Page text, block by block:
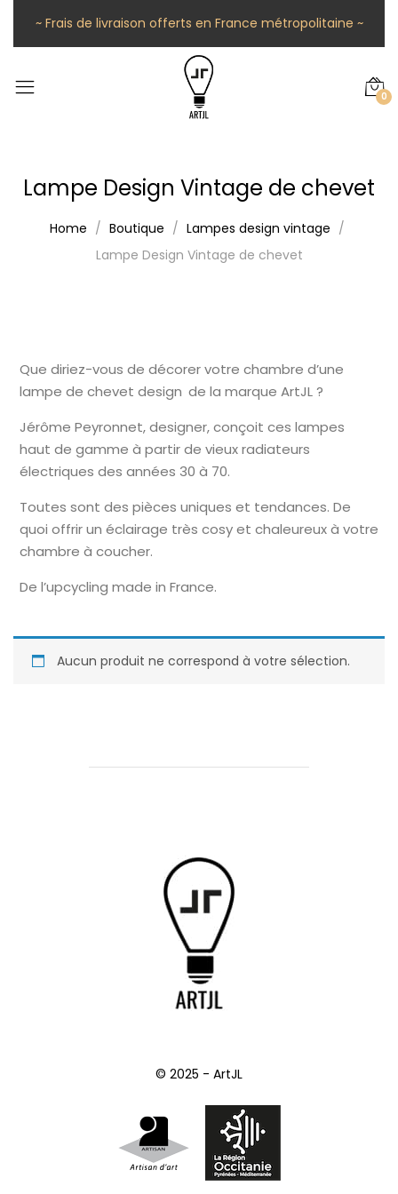
~ Frais de livraison offerts en France métropolitaine ~
0
Lampe Design Vintage de chevet
Home Boutique
Lampes design vintage
Lampe Design Vintage de chevet
Que diriez-vous de décorer votre chambre d’une
lampe de chevet design de la marque ArtJL ?
Jérôme Peyronnet, designer, conçoit ces lampes
haut de gamme à partir de vieux radiateurs
électriques des années 30 à 70.
Toutes sont des pièces uniques et tendances. De
quoi offrir un éclairage très cosy et chaleureux à votre
chambre à coucher.
De l’upcycling made in France.
Aucun produit ne correspond à votre sélection.
© 2025 - ArtJL